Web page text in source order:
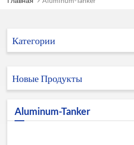
Категории
Новые Продукты
Aluminum-Tanker